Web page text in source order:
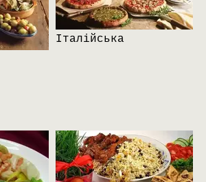
Італійська